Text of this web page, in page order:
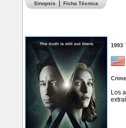
Sinopsis Ficha Técnica
1993
Los